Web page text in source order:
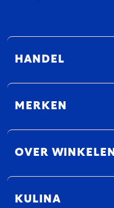
HANDEL
MERKEN
OVER WINKELEN
KULINA